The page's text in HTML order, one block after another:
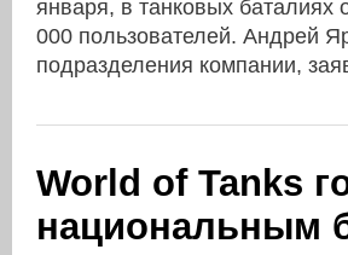
января, в танковых баталиях
000 пользователей. Андрей
подразделения компании,
World of Tanks
национальным